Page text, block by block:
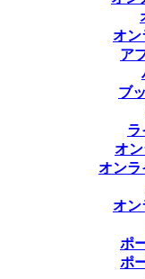
オン
ア
ブ
ラ
オ
オンラ
オン
ポ
ポ